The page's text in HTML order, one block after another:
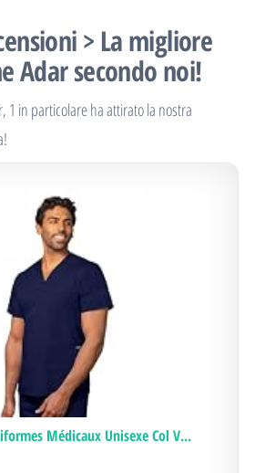
> La migliore
Adar secondo noi!
1 in particolare ha attirato la nostra
Médicaux Unisexe Col V...